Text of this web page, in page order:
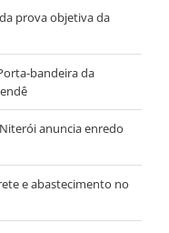
prova objetiva da
bandeira da
Niterói anuncia enredo
e abastecimento no